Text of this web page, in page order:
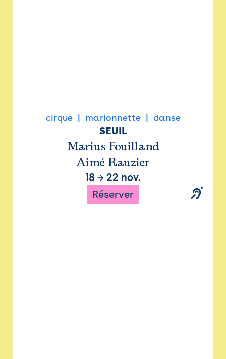
cirque marionnette danse
SEUIL
Marius Fouilland
Aimé Rauzier
18 → 22 nov.
Réserver